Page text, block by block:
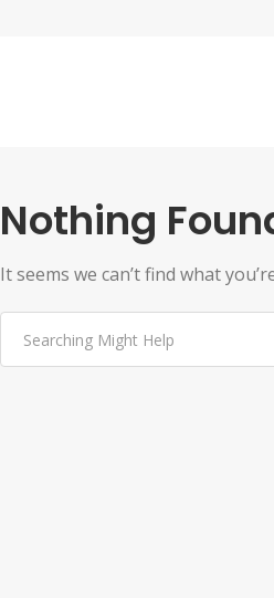
Nothing
It seems we can’t find what